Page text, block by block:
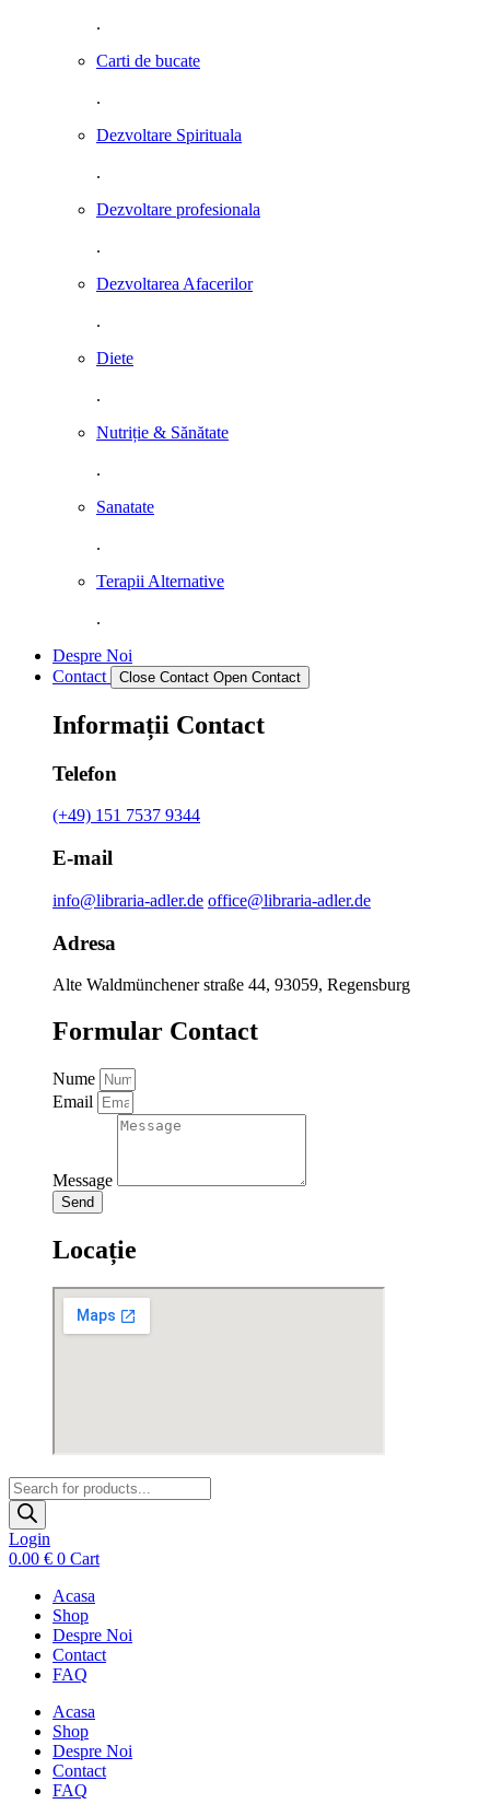
.
Carti de bucate
.
Dezvoltare Spirituala
.
Dezvoltare profesionala
.
Dezvoltarea Afacerilor
.
Diete
.
Nutriție & Sănătate
.
Sanatate
.
Terapii Alternative
.
Despre Noi
Contact
Close Contact Open Contact
Informații Contact
Telefon
(+49) 151 7537 9344
E-mail
info@libraria-adler.de office@libraria-adler.de
Adresa
Alte Waldmünchener straße 44, 93059, Regensburg
Formular Contact
Nume
Email
Message
Send
Locație
Products
search
Login
0.00 € 0 Cart
Acasa
Shop
Despre Noi
Contact
FAQ
Acasa
Shop
Despre Noi
Contact
FAQ